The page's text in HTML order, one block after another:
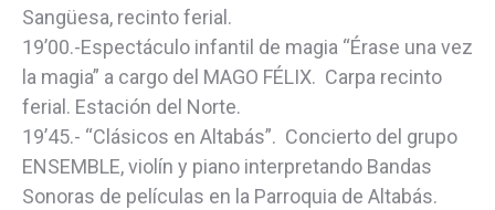
Sangüesa, recinto ferial.
19’00.-Espectáculo infantil de magia “Érase una vez
la magia” a cargo del MAGO FÉLIX. Carpa recinto
ferial. Estación del Norte.
19’45.- “Clásicos en Altabás”. Concierto del grupo
ENSEMBLE, violín y piano interpretando Bandas
Sonoras de películas en la Parroquia de Altabás.